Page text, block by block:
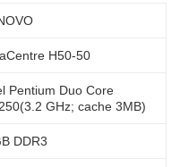
H50-50
Pentium Duo Core
GHz; cache 3MB)
DDR3